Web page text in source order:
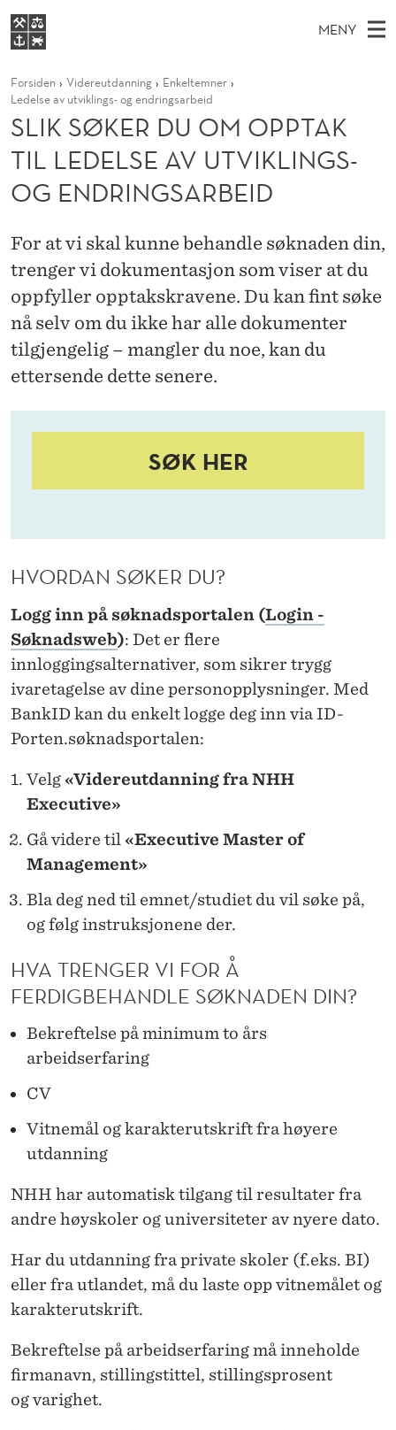
S
L
K
S
Ø
E
R
D
U
O
M
T
A
K
T
L
L
E
E
S
A
V
U
V
L
N
G
S
O
MENY
O
V
E
D
M
N
Y
VIDEREUTDANNING
BIBLIOTEKET
Ø
K
I
N
E
T
T
E
Forsiden
Studier
Om NHH
Alumni
Forsiden Videreutdanning
Enkeltemner
Ledelse av utviklings- og endringsarbeid
SLIK SØKER DU OM OPPTAK
TIL LEDELSE AV UTVIKLINGS-
OG ENDRINGSARBEID
For at vi skal kunne behandle søknaden din,
trenger vi dokumentasjon som viser at du
oppfyller opptakskravene. Du kan fint søke
nå selv om du ikke har alle dokumenter
tilgjengelig – mangler du noe, kan du
ettersende dette senere.
SØK HER
HVORDAN SØKER DU?
Logg inn på søknadsportalen (Login -
Søknadsweb): Det er flere
innloggingsalternativer, som sikrer trygg
ivaretagelse av dine personopplysninger. Med
BankID kan du enkelt logge deg inn via ID-
Porten.søknadsportalen:
Velg«Videreutdanning fra NHH
Executive»
Gå videre til «Executive Master of
Management»
Bla deg ned til emnet/studiet du vil søke på,
og følg instruksjonene der.
HVA TRENGER VI FOR Å
FERDIGBEHANDLE SØKNADEN DIN?
Bekreftelse på minimum to års
arbeidserfaring
CV
Vitnemål og karakterutskrift fra høyere
utdanning
NHH har automatisk tilgang til resultater fra
andre høyskoler og universiteter av nyere dato.
Har du utdanning fra private skoler (f.eks. BI)
eller fra utlandet, må du laste opp vitnemålet og
karakterutskrift.
Bekreftelse på arbeidserfaring må inneholde
firmanavn, stillingstittel, stillingsprosent
ogvarighet.